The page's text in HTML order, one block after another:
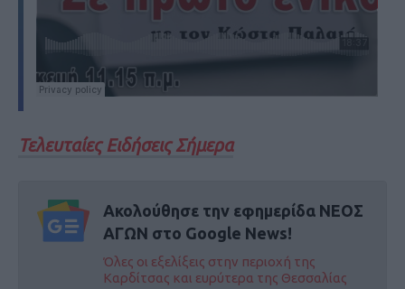
Τελευταίες Ειδήσεις Σήμερα
Ακολούθησε την εφημερίδα ΝΕΟΣ
ΑΓΩΝ στο Google News!
Όλες οι εξελίξεις στην περιοχή της
Καρδίτσας και ευρύτερα της Θεσσαλίας